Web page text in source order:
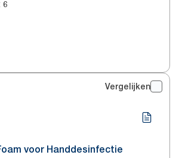
6
Vergelijken
voor Handdesinfectie